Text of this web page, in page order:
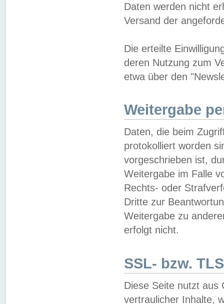
Daten werden nicht
Versand der
Die erteilte
deren Nutzung zum
etwa über den
Weitergabe
Daten, die beim
protokolliert worden
vorgeschrieben ist,
Weitergabe im Falle
Rechts- oder
Dritte zur
Weitergabe zu
erfolgt nicht.
SSL- bzw.
Diese Seite nutzt aus
vertraulicher Inhalte,